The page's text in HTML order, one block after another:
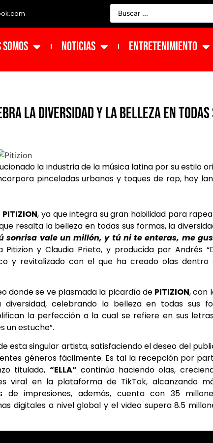
NOTICIAS ENTRETENIMIENTO
la diversidad y la belleza en todas
la industria de la música latina por su estilo
pinceladas urbanas y toques de rap, hoy
PITIZION, ya que integra su gran habilidad para
resalta la belleza en todas sus formas, la
sonrisa vale un millón, y tú ni te enteras, me
y Claudia Prieto, y producida por Andrés
y revitalizado con el que ha creado olas dentro
donde se ve plasmada la picardía de PITIZION, con
celebrando la belleza en todas sus
la perfección a la cual se refiere en sus
un estuche”.
esta singular artista, satisfaciendo el deseo del
géneros fácilmente. Es tal la recepción por
titulado, “ELLA” continúa haciendo olas,
viral en la plataforma de TikTok, alcanzando
de impresiones, además, cuenta con 35
digitales a nivel global y el video supera 8.5